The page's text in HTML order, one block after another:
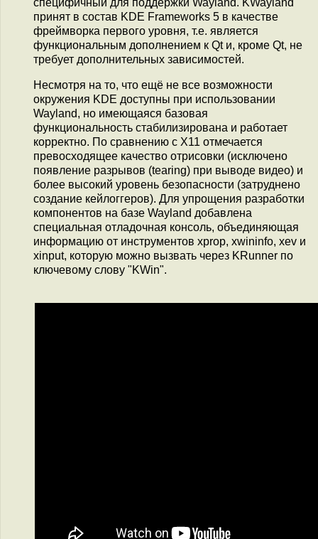
специфичный для поддержки Wayland. KWayland
принят в состав KDE Frameworks 5 в качестве
фреймворка первого уровня, т.е. является
функциональным дополнением к Qt и, кроме Qt, не
требует дополнительных зависимостей.
Несмотря на то, что ещё не все возможности
окружения KDE доступны при использовании
Wayland, но имеющаяся базовая
функциональность стабилизирована и работает
корректно. По сравнению с X11 отмечается
превосходящее качество отрисовки (исключено
появление разрывов (tearing) при выводе видео) и
более высокий уровень безопасности (затруднено
создание кейлоггеров). Для упрощения разработки
компонентов на базе Wayland добавлена
специальная отладочная консоль, объединяющая
информацию от инструментов xprop, xwininfo, xev и
xinput, которую можно вызвать через KRunner по
ключевому слову "KWin".